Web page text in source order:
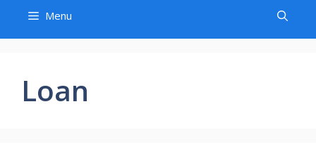
Menu
Loan